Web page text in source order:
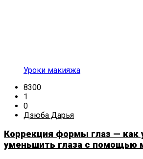
Уроки макияжа
8300
1
0
Дзюба Дарья
Коррекция формы глаз — как
уменьшить глаза с помощью